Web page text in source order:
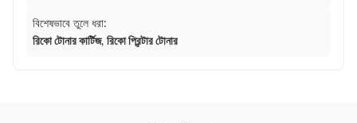
বিশেষভাবে তুলে ধরা:
রিকো টোনার কার্টিজ, রিকো প্রিন্টার টোনার